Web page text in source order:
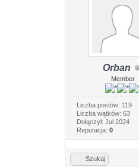
Orban
Member
Liczba postów: 119
Liczba wątków: 63
Dołączył: Jul 2024
Reputacja: 0
Szukaj